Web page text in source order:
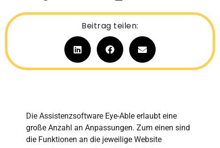
Beitrag teilen:
Die Assistenzsoftware Eye-Able erlaubteine
große Anzahl an Anpassungen. Zum einen sind
die Funktionen an die jeweilige Website